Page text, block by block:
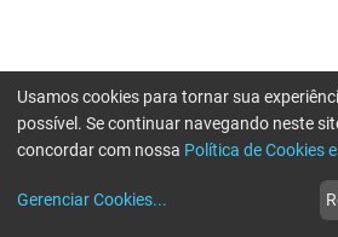
Usamos cookies para tornar sua
possível. Se continuar navegando neste
concordar com nossa Política de Cookies
Gerenciar Cookies...
Erro ao enviar informações, por favor